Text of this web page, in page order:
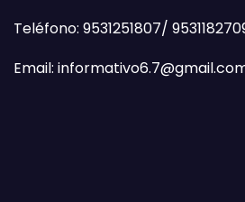
Teléfono: 9531251807/
Email: